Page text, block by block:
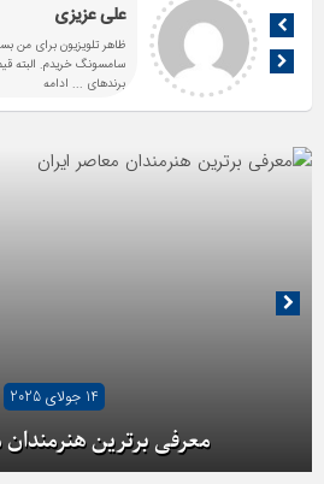
علی عزیزی
ظاهر تلویزیون برای من
سامسونگ خریدم. البته
برندهای ... ادامه
14 جولای 2025
معرفی برترین هنرمندان